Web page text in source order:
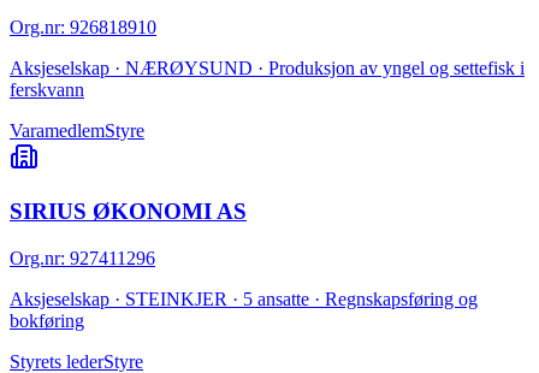
Org.nr: 926818910
Aksjeselskap · NÆRØYSUND · Produksjon av yngel og settefisk i
ferskvann
VaramedlemStyre
SIRIUS ØKONOMI AS
Org.nr: 927411296
Aksjeselskap · STEINKJER · 5 ansatte · Regnskapsføring og
bokføring
Styrets lederStyre